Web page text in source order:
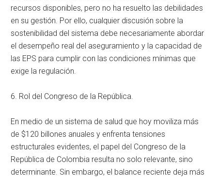
recursos disponibles, pero no ha resuelto las debilidades
en su gestión. Por ello, cualquier discusión sobre la
sostenibilidad del sistema debe necesariamente abordar
el desempeño real del aseguramiento y la capacidad de
las EPS para cumplir con las condiciones mínimas que
exige la regulación.
6. Rol del Congreso de la República.
En medio de un sistema de salud que hoy moviliza más
de $120 billones anuales y enfrenta tensiones
estructurales evidentes, el papel del Congreso de la
República de Colombia resulta no solo relevante, sino
determinante. Sin embargo, el balance reciente deja más